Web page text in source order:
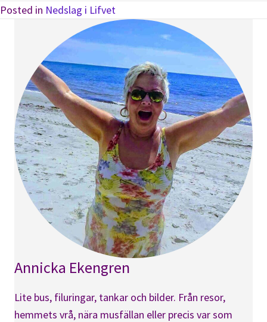
Posted in Nedslag i Lifvet
Annicka Ekengren
Lite bus, filuringar, tankar och bilder. Från resor,
hemmets vrå, nära musfällan eller precis var som